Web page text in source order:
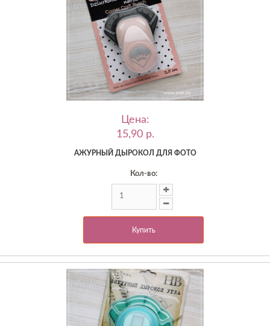
Цена:
15,90 p.
АЖУРНЫЙ ДЫРОКОЛ ДЛЯ ФОТО
Кол-во:
Купить